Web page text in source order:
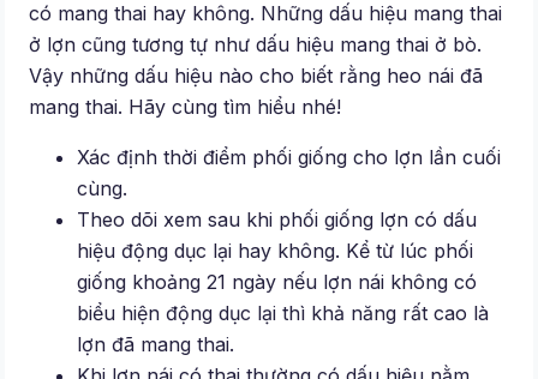
có mang thai hay không. Những dấu hiệu mang thai
ở lợn cũng tương tự như dấu hiệu mang thai ở bò.
Vậy những dấu hiệu nào cho biết rằng heo nái đã
mang thai. Hãy cùng tìm hiểu nhé!
Xác định thời điểm phối giống cho lợn lần cuối
cùng.
Theo dõi xem sau khi phối giống lợn có dấu
hiệu động dục lại hay không. Kể từ lúc phối
giống khoảng 21 ngày nếu lợn nái không có
biểu hiện động dục lại thì khả năng rất cao là
lợn đã mang thai.